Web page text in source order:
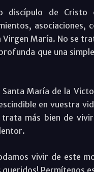
discípulo de
asociaciones,
María. No se
que una
María de la
en vuestra
más bien de
vivir de este